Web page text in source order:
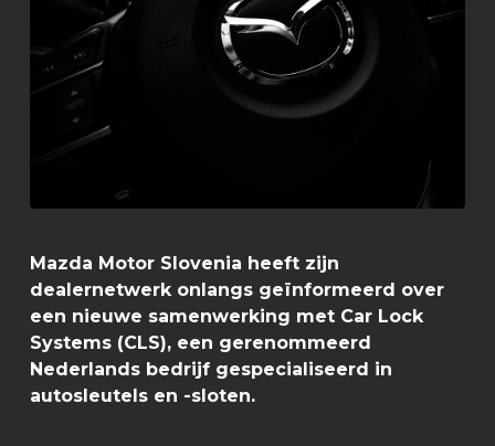
Mazda Motor Slovenia heeft zijn
dealernetwerk onlangs geïnformeerd over
een nieuwe samenwerking met Car Lock
Systems (CLS), een gerenommeerd
Nederlands bedrijf gespecialiseerd in
autosleutels en -sloten.